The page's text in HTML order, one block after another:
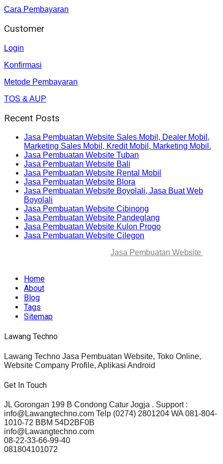
Cara Pembayaran
Customer
Login
Konfirmasi
Metode Pembayaran
TOS & AUP
Recent Posts
Jasa Pembuatan Website Sales Mobil, Dealer Mobil,
Marketing Sales Mobil, Kredit Mobil, Marketing Mobil.
Jasa Pembuatan Website Tuban
Jasa Pembuatan Website Bali
Jasa Pembuatan Website Rental Mobil
Jasa Pembuatan Website Blora
Jasa Pembuatan Website Boyolali, Jasa Buat Web
Boyolali
Jasa Pembuatan Website Cibinong
Jasa Pembuatan Website Pandeglang
Jasa Pembuatan Website Kulon Progo
Jasa Pembuatan Website Cilegon
Jasa Pembuatan Website
Home
About
Blog
Tags
Sitemap
Lawang Techno
Lawang Techno Jasa Pembuatan Website, Toko Online,
Website Company Profile, Aplikasi Android
Get In Touch
JL Gorongan 199 B Condong Catur Jogja . Support :
info@Lawangtechno.com Telp (0274) 2801204 WA 081-804-
1010-72 BBM 54D2BF0B
info@Lawangtechno.com
08-22-33-66-99-40
081804101072